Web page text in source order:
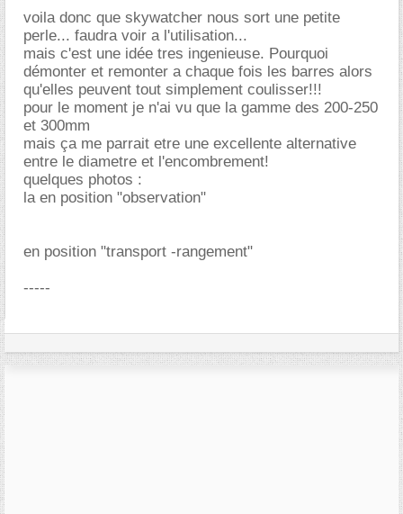
voila donc que skywatcher nous sort une petite
perle... faudra voir a l'utilisation...
mais c'est une idée tres ingenieuse. Pourquoi
démonter et remonter a chaque fois les barres alors
qu'elles peuvent tout simplement coulisser!!!
pour le moment je n'ai vu que la gamme des 200-250
et 300mm
mais ça me parrait etre une excellente alternative
entre le diametre et l'encombrement!
quelques photos :
la en position "observation"
en position "transport -rangement"
-----